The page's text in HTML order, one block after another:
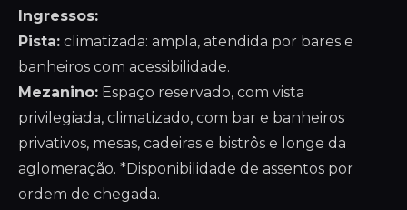
Ingressos:
Pista: climatizada: ampla, atendida por bares e
banheiros com acessibilidade.
Mezanino: Espaço reservado, com vista
privilegiada, climatizado, com bar e banheiros
privativos, mesas, cadeiras e bistrôs e longe da
aglomeração. *Disponibilidade de assentos por
ordem de chegada.